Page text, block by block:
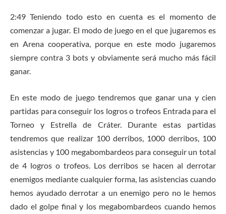
2:49 Teniendo todo esto en cuenta es el momento de
comenzar a jugar. El modo de juego en el que jugaremos es
en Arena cooperativa, porque en este modo jugaremos
siempre contra 3 bots y obviamente será mucho más fácil
ganar.
En este modo de juego tendremos que ganar una y cien
partidas para conseguir los logros o trofeos Entrada para el
Torneo y Estrella de Cráter. Durante estas partidas
tendremos que realizar 100 derribos, 1000 derribos, 100
asistencias y 100 megabombardeos para conseguir un total
de 4 logros o trofeos. Los derribos se hacen al derrotar
enemigos mediante cualquier forma, las asistencias cuando
hemos ayudado derrotar a un enemigo pero no le hemos
dado el golpe final y los megabombardeos cuando hemos